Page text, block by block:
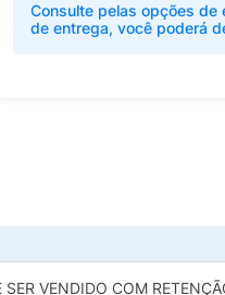
Consulte pelas opções de
de entrega, você poderá
VENDIDO COM